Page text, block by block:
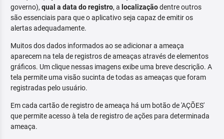
governo), qual a data do registro, a localizaçãodentre outros
são essenciais para que o aplicativo seja capaz de emitir os
alertas adequadamente.
Muitos dos dados informados ao se adicionar a ameaça
aparecem na tela de registros de ameaças através de elementos
gráficos. Um clique nessas imagens exibe uma breve descrição. A
tela permite uma visão sucinta de todas as ameaças que foram
registradas pelo usuário.
Em cada cartão de registro de ameaça há um botão de 'AÇÕES'
que permite acesso à tela de registro de ações para determinada
ameaça.